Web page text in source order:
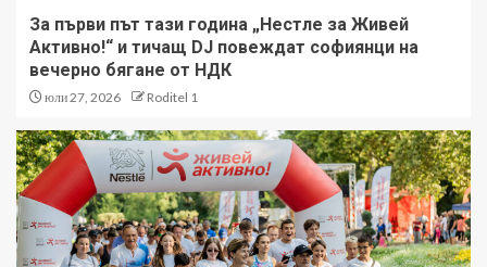
За първи път тази година „Нестле за Живей
Активно!“ и тичащ DJ повеждат софиянци на
вечерно бягане от НДК
юли 27, 2026 Roditel 1